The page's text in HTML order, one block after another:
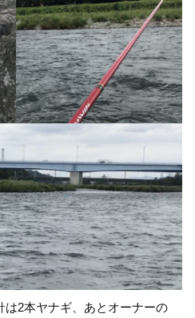
2本ヤナギ、あとオーナーの